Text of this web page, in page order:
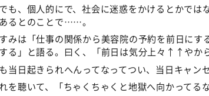
でも、個人的にで、社会に迷惑をかけるとかで
るとのことで……。
みは「仕事の関係から美容院の予約を前日に
る」と語る。曰く、「前日は気分上々↑↑やか
当日起きられへんってなってつい、当日キャン
を聴いて、「ちゃくちゃくと地獄へ向かってる